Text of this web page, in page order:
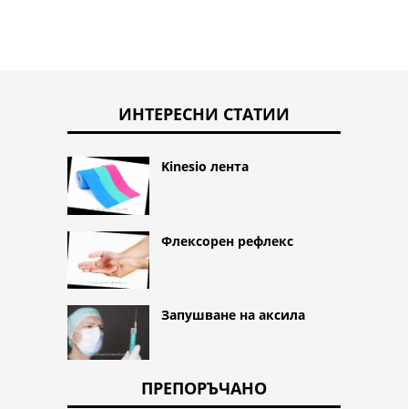
ИНТЕРЕСНИ СТАТИИ
Kinesio лента
Флексорен рефлекс
Запушване на аксила
ПРЕПОРЪЧАНО